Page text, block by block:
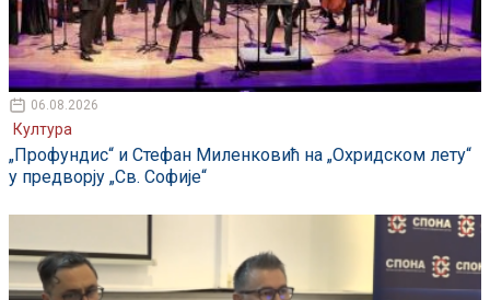
06.08.2026
Култура
„Профундис“ и Стефан Миленковић на „Охридском лету“
у предворју „Св. Софије“